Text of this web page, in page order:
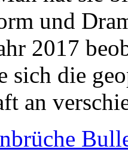
und
2017
sich die
an